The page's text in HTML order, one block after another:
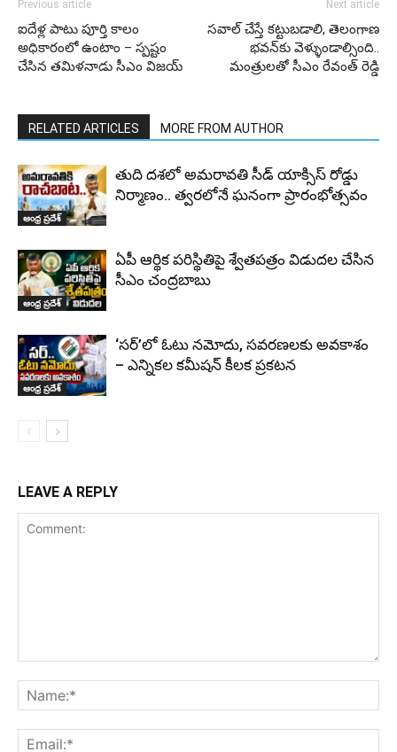
Previous article
ఐదేళ్ల పాటు పూర్తి కాలం
అధికారంలో ఉంటాం – స్పష్టం
చేసిన తమిళనాడు సీఎం విజయ్
Next article
సవాల్ చేస్తే కట్టుబడాలి, తెలంగాణ
భవన్‌కు వెళ్ళుండాల్సింది..
మంత్రులతో సీఎం రేవంత్ రెడ్డి
RELATED ARTICLES MORE FROM AUTHOR
ఆంధ్ర ప్రదేశ్
తుది దశలో అమరావతి సీడ్ యాక్సిస్ రోడ్డు
నిర్మాణం.. త్వరలోనే ఘనంగా ప్రారంభోత్సవం
ఆంధ్ర ప్రదేశ్
ఏపీ ఆర్థిక పరిస్థితిపై శ్వేతపత్రం విడుదల చేసిన
సీఎం చంద్రబాబు
ఆంధ్ర ప్రదేశ్
‘సర్‌’లో ఓటు నమోదు, సవరణలకు అవకాశం
– ఎన్నికల కమీషన్ కీలక ప్రకటన
LEAVE A REPLY